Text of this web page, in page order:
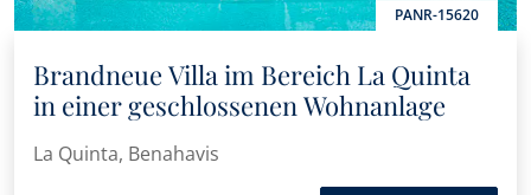
PANR-15620
Brandneue Villa im Bereich La Quinta
in einer geschlossenen Wohnanlage
La Quinta, Benahavis